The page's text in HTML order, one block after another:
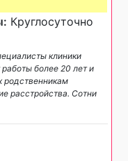
Круглосуточно
клиники
более 20 лет и
родственникам
расстройства. Сотни